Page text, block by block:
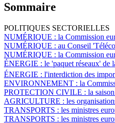
Sommaire
POLITIQUES SECTORIELLES
NUMÉRIQUE : la Commission
NUMÉRIQUE : au Conseil
NUMÉRIQUE : la Commission
ÉNERGIE : le 'paquet réseaux' de
ÉNERGIE : l'interdiction des
ENVIRONNEMENT : la
PROTECTION CIVILE : la
AGRICULTURE : les
TRANSPORTS : les ministres
TRANSPORTS : les ministres